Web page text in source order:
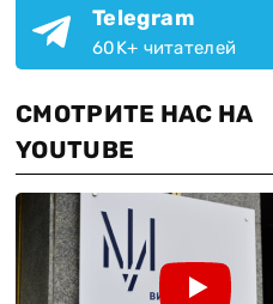
Telegram
60K+ читателей
СМОТРИТЕ НАС НА
YOUTUBE